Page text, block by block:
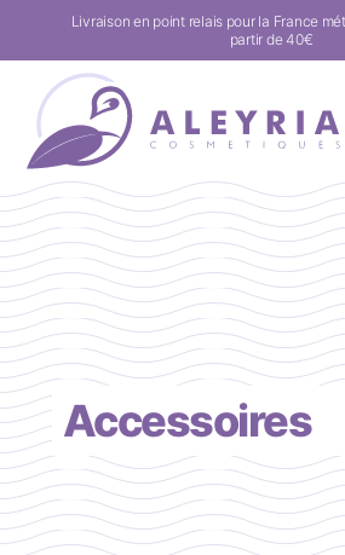
Livraison en point relais pour la France
partir de 40€
Accessoires